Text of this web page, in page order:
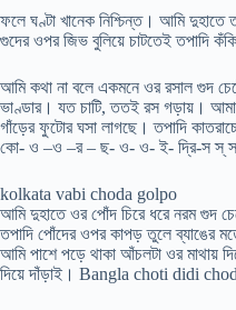
ফলে ঘণ্টা খানেক নিশ্চিন্ত। আমি দুহাতে
গুদের ওপর জিভ বুলিয়ে চাটতেই তপাদি
আমি কথা না বলে একমনে ওর রসাল গুদ
ভাণ্ডার। যত চাটি, ততই রস গড়ায়।
গাঁড়ের ফুটোর ঘসা লাগছে। তপাদি
কো- ও –ও –র – ছ- ও- ও- ই- দ্রি-স স্
kolkata vabi choda golpo
আমি দুহাতে ওর পোঁদ চিরে ধরে নরম গুদ
তপাদি পোঁদের ওপর কাপড় তুলে ব্যাঙের
আমি পাশে পড়ে থাকা আঁচলটা ওর মাথায়
দিয়ে দাঁড়াই। Bangla choti didi